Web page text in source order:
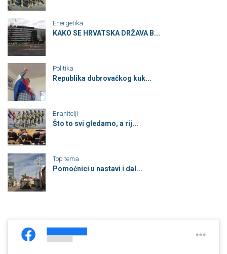
Energetika
KAKO SE HRVATSKA DRŽAVA B...
Politika
Republika dubrovačkog kuk...
Branitelji
Što to svi gledamo, a rij...
Top tema
Pomoćnici u nastavi i dal...